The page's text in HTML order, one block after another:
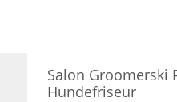
Salon Groomerski
Hundefriseur